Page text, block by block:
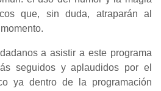
que, sin duda, atraparán al
a asistir a este programa
seguidos y aplaudidos por el
ya dentro de la programación